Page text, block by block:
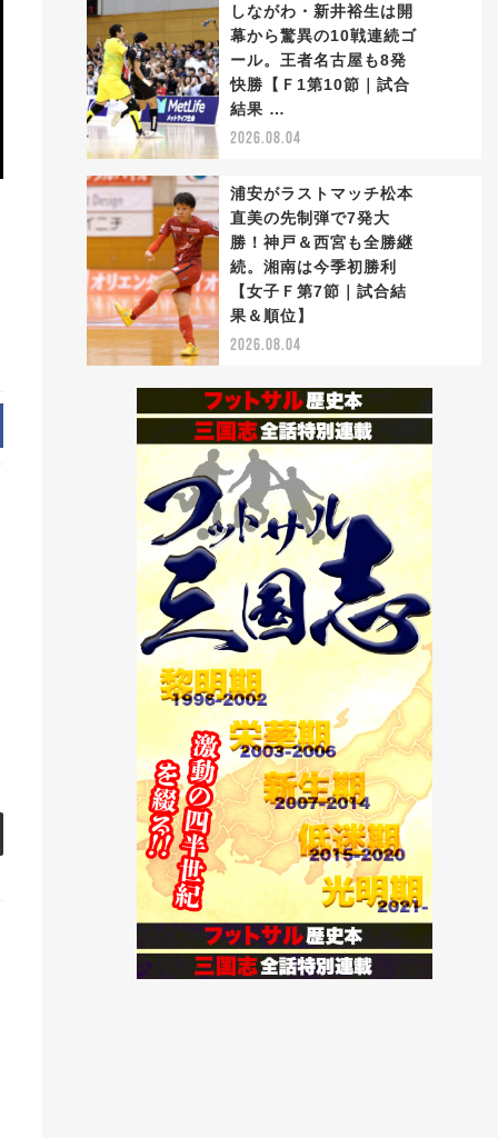
しながわ・新井裕生は開
幕から驚異の10戦連続ゴ
ール。王者名古屋も8発
快勝【Ｆ1第10節｜試合
結果 …
2026.08.04
浦安がラストマッチ松本
直美の先制弾で7発大
勝！神戸＆西宮も全勝継
続。湘南は今季初勝利
【女子Ｆ第7節｜試合結
果＆順位】
2026.08.04